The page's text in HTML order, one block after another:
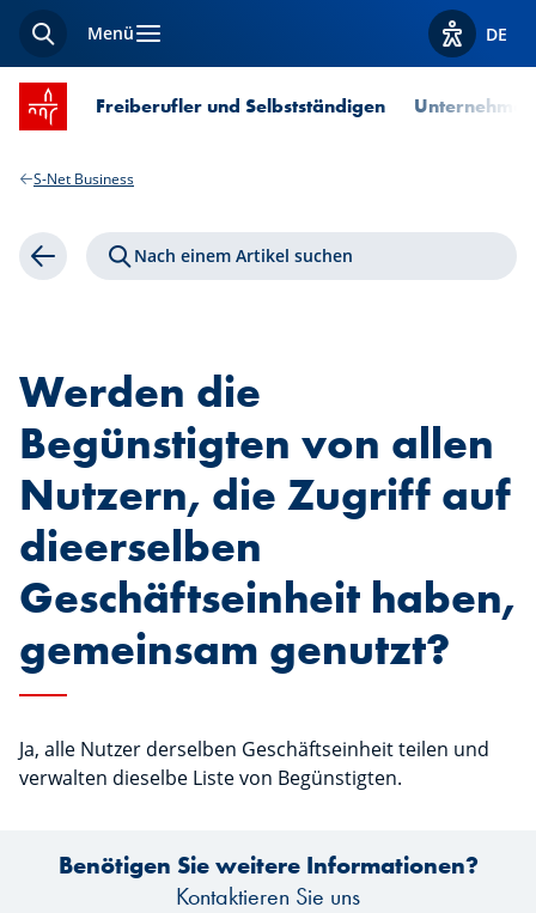
SucheMenü Optionen
DE
Startseite SPUERKEESS
Freiberufler und Selbstständigen Unternehmen
S-Net Business
Zurück Nach einem Artikel suchen
Werden die
Begünstigten von allen
Nutzern, die Zugriff auf
dieerselben
Geschäftseinheit haben,
gemeinsam genutzt?
Ja, alle Nutzer derselben Geschäftseinheit teilen und
verwalten dieselbe Liste von Begünstigten.
Benötigen Sie weitere Informationen?
Kontaktieren Sie uns